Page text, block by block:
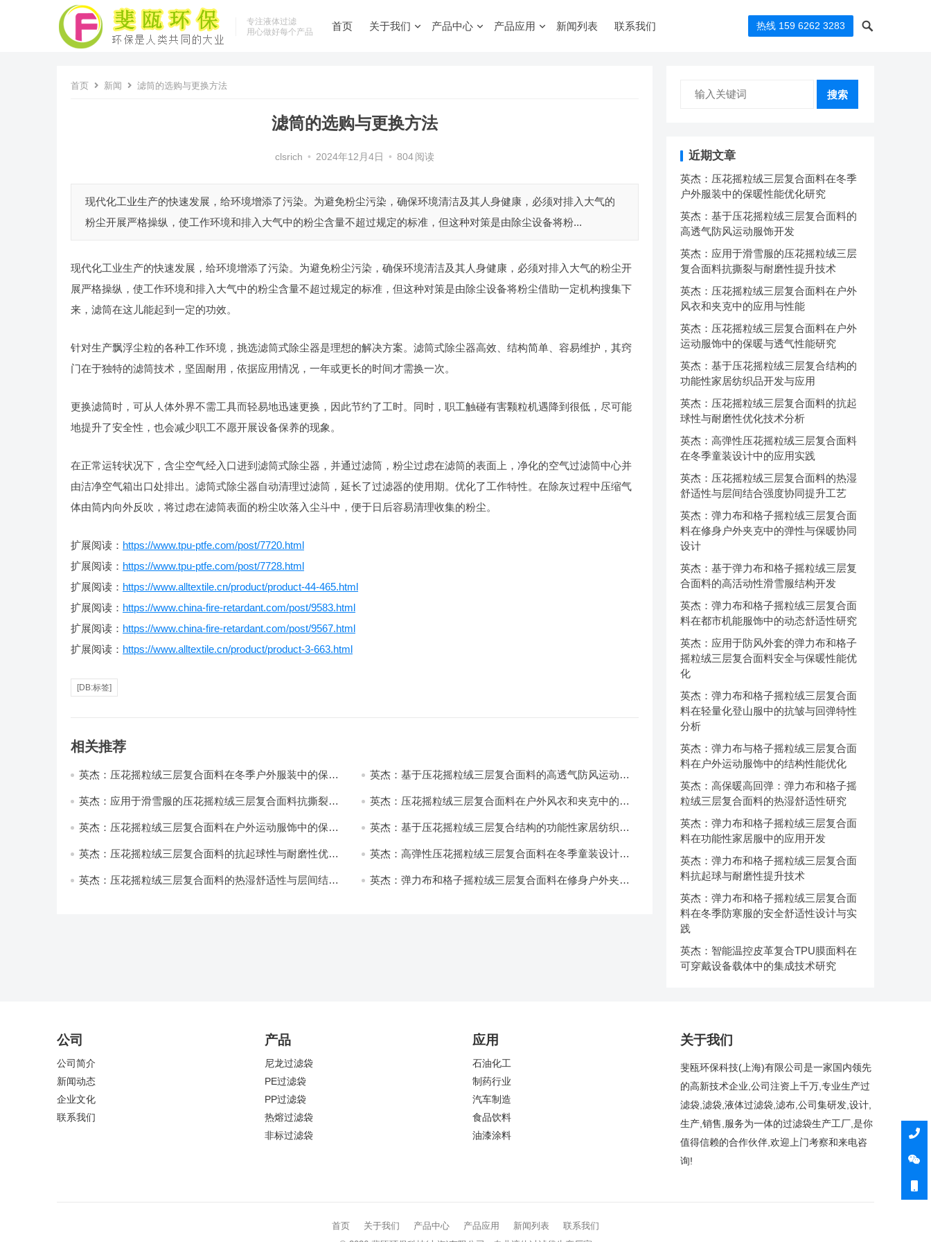
专注液体过滤
用心做好每个产品
首页 关于我们 产品中心 产品应用 新闻列表 联系我们 热线 159 6262 3283
首页 新闻 滤筒的选购与更换方法
滤筒的选购与更换方法
clsrich • 2024年12月4日 • 804 阅读
现代化工业生产的快速发展，给环境增添了污染。为避免粉尘污染，确保环境清洁及其人身健康，必须对排入大气的
粉尘开展严格操纵，使工作环境和排入大气中的粉尘含量不超过规定的标准，但这种对策是由除尘设备将粉...
现代化工业生产的快速发展，给环境增添了污染。为避免粉尘污染，确保环境清洁及其人身健康，必须对排入大气的粉尘开
展严格操纵，使工作环境和排入大气中的粉尘含量不超过规定的标准，但这种对策是由除尘设备将粉尘借助一定机构搜集下
来，滤筒在这儿能起到一定的功效。
针对生产飘浮尘粒的各种工作环境，挑选滤筒式除尘器是理想的解决方案。滤筒式除尘器高效、结构简单、容易维护，其窍
门在于独特的滤筒技术，坚固耐用，依据应用情况，一年或更长的时间才需换一次。
更换滤筒时，可从人体外界不需工具而轻易地迅速更换，因此节约了工时。同时，职工触碰有害颗粒机遇降到很低，尽可能
地提升了安全性，也会减少职工不愿开展设备保养的现象。
在正常运转状况下，含尘空气经入口进到滤筒式除尘器，并通过滤筒，粉尘过虑在滤筒的表面上，净化的空气过滤筒中心并
由洁净空气箱出口处排出。滤筒式除尘器自动清理过滤筒，延长了过滤器的使用期。优化了工作特性。在除灰过程中压缩气
体由筒内向外反吹，将过虑在滤筒表面的粉尘吹落入尘斗中，便于日后容易清理收集的粉尘。
扩展阅读： https://www.tpu-ptfe.com/post/7720.html
扩展阅读： https://www.tpu-ptfe.com/post/7728.html
扩展阅读： https://www.alltextile.cn/product/product-44-465.html
扩展阅读： https://www.china-fire-retardant.com/post/9583.html
扩展阅读： https://www.china-fire-retardant.com/post/9567.html
扩展阅读： https://www.alltextile.cn/product/product-3-663.html
[DB:标签]
相关推荐
英杰：压花摇粒绒三层复合面料在冬季户外服装中的保暖
英杰：基于压花摇粒绒三层复合面料的高透气防风运动服
英杰：应用于滑雪服的压花摇粒绒三层复合面料抗撕裂与
英杰：压花摇粒绒三层复合面料在户外风衣和夹克中的应
英杰：压花摇粒绒三层复合面料在户外运动服饰中的保暖
英杰：基于压花摇粒绒三层复合结构的功能性家居纺织品
英杰：压花摇粒绒三层复合面料的抗起球性与耐磨性优化
英杰：高弹性压花摇粒绒三层复合面料在冬季童装设计中
英杰：压花摇粒绒三层复合面料的热湿舒适性与层间结合
英杰：弹力布和格子摇粒绒三层复合面料在修身户外夹克
搜索
近期文章
英杰：压花摇粒绒三层复合面料在冬季
户外服装中的保暖性能优化研究
英杰：基于压花摇粒绒三层复合面料的
高透气防风运动服饰开发
英杰：应用于滑雪服的压花摇粒绒三层
复合面料抗撕裂与耐磨性提升技术
英杰：压花摇粒绒三层复合面料在户外
风衣和夹克中的应用与性能
英杰：压花摇粒绒三层复合面料在户外
运动服饰中的保暖与透气性能研究
英杰：基于压花摇粒绒三层复合结构的
功能性家居纺织品开发与应用
英杰：压花摇粒绒三层复合面料的抗起
球性与耐磨性优化技术分析
英杰：高弹性压花摇粒绒三层复合面料
在冬季童装设计中的应用实践
英杰：压花摇粒绒三层复合面料的热湿
舒适性与层间结合强度协同提升工艺
英杰：弹力布和格子摇粒绒三层复合面
料在修身户外夹克中的弹性与保暖协同
设计
英杰：基于弹力布和格子摇粒绒三层复
合面料的高活动性滑雪服结构开发
英杰：弹力布和格子摇粒绒三层复合面
料在都市机能服饰中的动态舒适性研究
英杰：应用于防风外套的弹力布和格子
摇粒绒三层复合面料安全与保暖性能优
化
英杰：弹力布和格子摇粒绒三层复合面
料在轻量化登山服中的抗皱与回弹特性
分析
英杰：弹力布与格子摇粒绒三层复合面
料在户外运动服饰中的结构性能优化
英杰：高保暖高回弹：弹力布和格子摇
粒绒三层复合面料的热湿舒适性研究
英杰：弹力布和格子摇粒绒三层复合面
料在功能性家居服中的应用开发
英杰：弹力布和格子摇粒绒三层复合面
料抗起球与耐磨性提升技术
英杰：弹力布和格子摇粒绒三层复合面
料在冬季防寒服的安全舒适性设计与实
践
英杰：智能温控皮革复合TPU膜面料在
可穿戴设备载体中的集成技术研究
公司
公司简介
新闻动态
企业文化
联系我们
产品
尼龙过滤袋
PE过滤袋
PP过滤袋
热熔过滤袋
非标过滤袋
应用
石油化工
制药行业
汽车制造
食品饮料
油漆涂料
关于我们
斐瓯环保科技(上海)有限公司是一家国内领先
的高新技术企业,公司注资上千万,专业生产过
滤袋,滤袋,液体过滤袋,滤布,公司集研发,设计,
生产,销售,服务为一体的过滤袋生产工厂,是你
值得信赖的合作伙伴,欢迎上门考察和来电咨
询!
首页 关于我们 产品中心 产品应用 新闻列表
联系我们